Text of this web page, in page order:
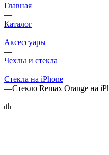
Главная
—
Каталог
—
Аксессуары
—
Чехлы и стекла
—
Стекла на iPhone
—Стекло Remax Orange на